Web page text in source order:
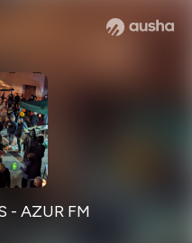
- AZUR FM